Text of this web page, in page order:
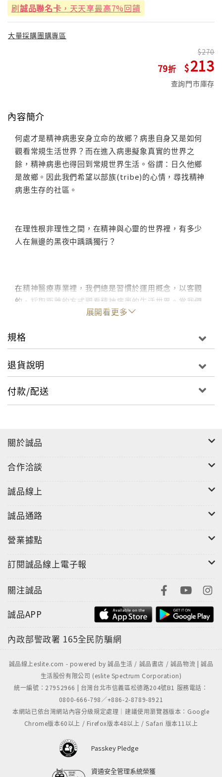
刷誠品聯名卡 ，天天享最高7%回饋
大量採購團購專區
79
270
213
查詢門市庫存
內容簡介
何處才是精神病患安身立命的故鄉？病患自身又是如何
觀看常規生活世界？而在進入病患擬象真實的世界之
餘，精神病患也得回到常規世界生活。俗謂：日久他鄉
是故鄉。因此我們希望以部族(tribe)的心情，尋找精神
病患生存的社區。
在理性根非理性之間，在精神與心靈的世界裡，有多少
人在無邊的黑夜中踽踽獨行？
在精神醫療專業裡，我們總是習慣於運用概念，以客觀
的、採取距離的方式觀看精神病患的生活世界。當我們
更切進於病患日常生活時，每個病患的過去與未來都是
來思考；在常規世界跟擬象真實的未知距離中，透過結
構化團體活動的方式，從遊戲與工作訓練當中，重構精
自我的關係。
黃嬡齡
1983年德明商專國際貿易科畢業，1986年輔仁大學社會
士，2006年陽明大學公衛所衛生福利政策管理組博士候
選人。學統非常不純，生平無大志，只希望陪伴玉里的
精神病患到退休。
展開看更多
規格
退貨說明
付款/配送
關於誠品
合作洽談
誠品線上
誠品通路
營業據點
訂閱誠品線上電子報
關注誠品
誠品APP
內政部警政署 165全民防騙網
誠品線上eslite.com - powered by 誠品生活 / 誠品書店 / 誠品物流 | 誠品
生活股份有限公司 (eslite Spectrum Corporation)
統一編號：27952966 | 台灣台北市信義區松德路204號B1 服務電話：
0800-666-798／+886-2-8789-8921
本網站已依台灣網站內容分級規定處理｜建議使用瀏覽器版本：Google
Chrome版本60以上 / Firefox版本48以上 / Safari 版本11以上
Passkey Pledge
資通安全管理系統榮獲